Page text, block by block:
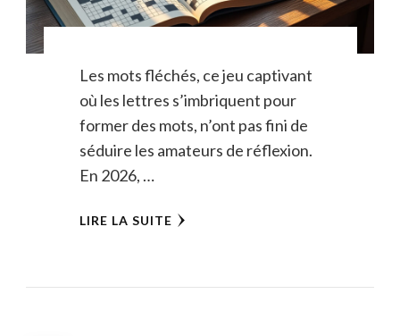
Les mots fléchés, ce jeu captivant
où les lettres s’imbriquent pour
former des mots, n’ont pas fini de
séduire les amateurs de réflexion.
En 2026, …
LIRE LA SUITE